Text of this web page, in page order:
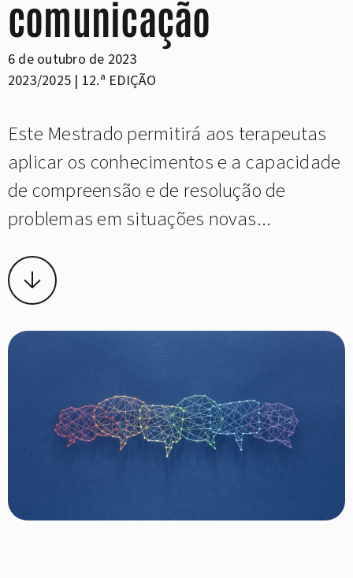
comunicação
6 de outubro de 2023
2023/2025 | 12.ª EDIÇÃO
Este Mestrado permitirá aos terapeutas
aplicar os conhecimentos e a capacidade
de compreensão e de resolução de
problemas em situações novas...